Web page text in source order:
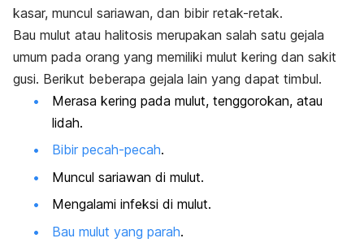
kasar, muncul sariawan, dan bibir retak-retak.
Bau mulut atau halitosis merupakan salah satu gejala
umum pada orang yang memiliki mulut kering dan sakit
gusi. Berikut beberapa gejala lain yang dapat timbul.
Merasa kering pada mulut, tenggorokan, atau
lidah.
Bibir pecah-pecah.
Muncul sariawan di mulut.
Mengalami infeksi di mulut.
Bau mulut yang parah.